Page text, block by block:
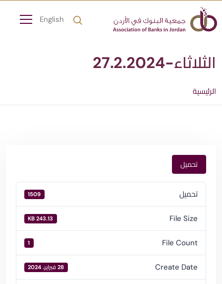
English
الثلاثاء-27.2.2024
الرئيسية
تحميل
تحميل 1509
File Size
243.13 KB
File Count
1
Create Date 28 فبراير، 2024